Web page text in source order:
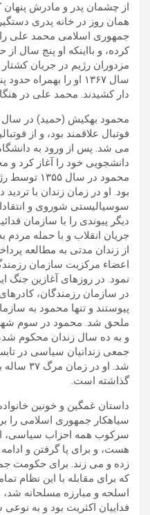
از چشمان پدر و مادرش
همان روز در خانه پدری
جمهوری اسلامی محمد علی
کرده، و بااینکه او پنج سال از
مزدوران رژیم در جریان
سال ۱۳۶۷ او را
دار کشیدند. محمد علی در هنگام مرگ
فوتبال علاقمند بود، و از
دانشجویی خود را آغاز كرد و
محمود در
بود. او در زمان زندان با
سوسیالیستی شوروی و
دیگر پیوندی را با سازمان
جریان انقلاب و با حمله مردم
از زندان مدتی به مطالعه
اعضاء مركزیت سازمان
نمود. در روزهای آغازین جنگ
در سازمان رزمندگان،
پیوستند و تنها محمود به
و به ده سال زندان محكوم
شد. او در
گذاشته است.
داستان غمگین و خونین
سیاهکار جمهوری اسلامی را
سرکوب همه احزاب سیاسی،
هست، و برای پا گرفتن و
زده و می زند. برای حکومت
که برای مقابله با این نظام
اسلحه و مبارزه مسلحانه شد،
فداییان اکثریت بود و به